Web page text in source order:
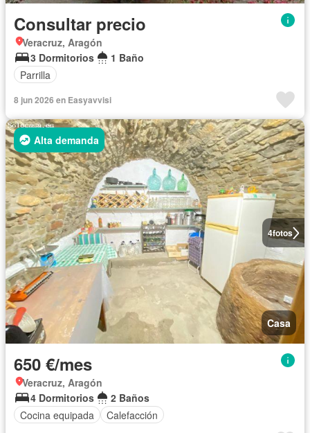
Consultar precio
Veracruz, Aragón
3 Dormitorios
1 Baño
Parrilla
8 jun 2026 en Easyavvisi
4fotos
Alta demanda
Casa
650 €/mes
Veracruz, Aragón
4 Dormitorios
2 Baños
Cocina equipada
Calefacción